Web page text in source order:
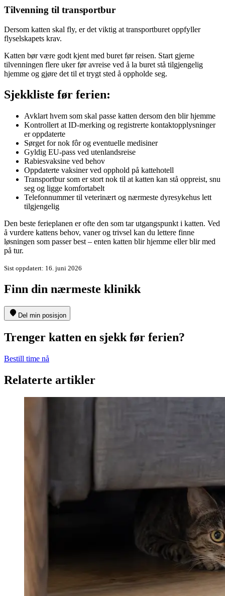
Tilvenning til transportbur
Dersom katten skal fly, er det viktig at transportburet oppfyller
flyselskapets krav.
Katten bør være godt kjent med buret før reisen. Start gjerne
tilvenningen flere uker før avreise ved å la buret stå tilgjengelig
hjemme og gjøre det til et trygt sted å oppholde seg.
Sjekkliste før ferien:
Avklart hvem som skal passe katten dersom den blir hjemme
Kontrollert at ID-merking og registrerte kontaktopplysninger
er oppdaterte
Sørget for nok fôr og eventuelle medisiner
Gyldig EU-pass ved utenlandsreise
Rabiesvaksine ved behov
Oppdaterte vaksiner ved opphold på kattehotell
Transportbur som er stort nok til at katten kan stå oppreist, snu
seg og ligge komfortabelt
Telefonnummer til veterinært og nærmeste dyresykehus lett
tilgjengelig
Den beste ferieplanen er ofte den som tar utgangspunkt i katten. Ved
å vurdere kattens behov, vaner og trivsel kan du lettere finne
løsningen som passer best – enten katten blir hjemme eller blir med
på tur.
Sist oppdatert: 16. juni 2026
Finn din nærmeste klinikk
Del min posisjon
Trenger katten en sjekk før ferien?
Bestill time nå
Relaterte artikler